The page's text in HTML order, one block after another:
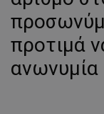
προτιμά
ανωνυμία